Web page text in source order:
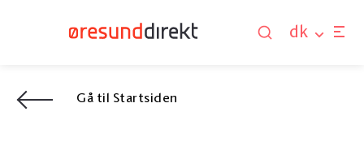
dk
Gå til Startsiden